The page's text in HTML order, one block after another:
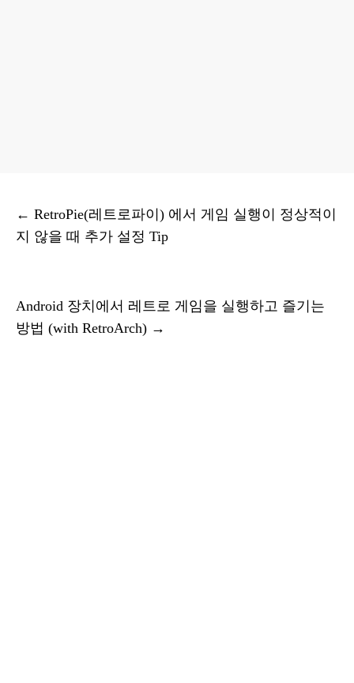
← RetroPie(레트로파이) 에서 게임 실행이 정상적이
지 않을 때 추가 설정 Tip
Android 장치에서 레트로 게임을 실행하고 즐기는
방법 (with RetroArch) →